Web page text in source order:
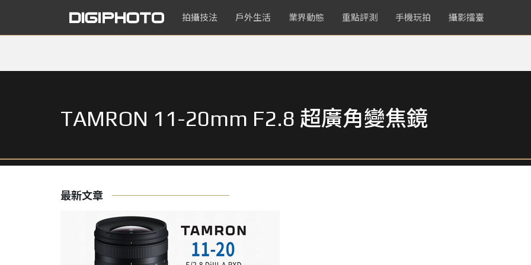
拍攝技法 戶外生活 業界動態 重點評測 手機玩拍 攝影擂臺
TAMRON 11-20mm F2.8 超廣角變焦鏡
最新文章